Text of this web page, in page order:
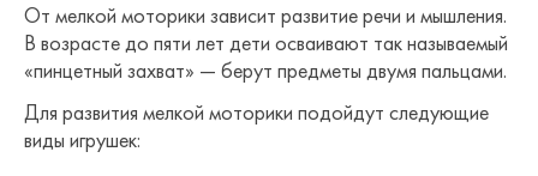
От мелкой моторики зависит развитие речи и мышления.
В возрасте до пяти лет дети осваивают так называемый
«пинцетный захват» — берут предметы двумя пальцами.
Для развития мелкой моторики подойдут следующие
виды игрушек: